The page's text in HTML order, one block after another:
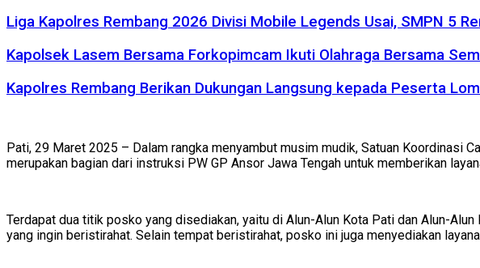
Liga Kapolres Rembang 2026 Divisi Mobile Legends Usai, SMPN 5
Kapolsek Lasem Bersama Forkopimcam Ikuti Olahraga Bersama
Kapolres Rembang Berikan Dukungan Langsung kepada Peserta
Pati, 29 Maret 2025 – Dalam rangka menyambut musim mudik, Satuan Koordinasi
merupakan bagian dari instruksi PW GP Ansor Jawa Tengah untuk memberikan
Terdapat dua titik posko yang disediakan, yaitu di Alun-Alun Kota Pati dan Alun-Alun
yang ingin beristirahat. Selain tempat beristirahat, posko ini juga menyediakan